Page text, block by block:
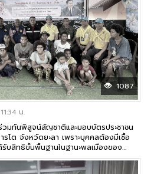
1087
น.
วมกันพิสูจน์สัญชาติและมอบบัตรประชาชน
รโต จังหวัดยะลา เพราะบุคคลต้องมีเชื้อ
บสิทธิขั้นพื้นฐานในฐานะพลเมืองของ